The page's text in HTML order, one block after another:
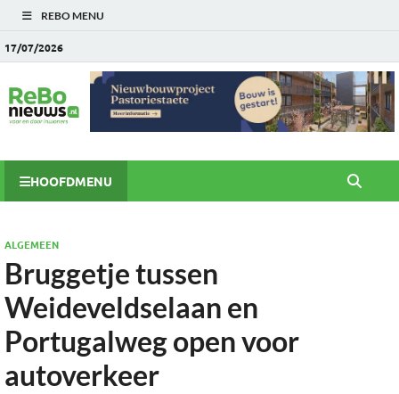
REBO MENU
17/07/2026
HOOFDMENU
ALGEMEEN
Bruggetje tussen
Weideveldselaan en
Portugalweg open voor
autoverkeer